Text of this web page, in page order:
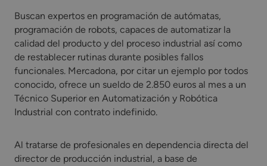
Buscan expertos en programación de autómatas,
programación de robots, capaces de automatizar la
calidad del producto y del proceso industrial así como
de restablecer rutinas durante posibles fallos
funcionales. Mercadona, por citar un ejemplo por todos
conocido, ofrece un sueldo de 2.850 euros al mes a un
Técnico Superior en Automatización y Robótica
Industrial con contrato indefinido.
Al tratarse de profesionales en dependencia directa del
director de producción industrial, a base de